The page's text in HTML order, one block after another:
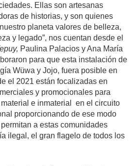
Ellas son artesanas
de historias, y son quienes
planeta valores de belleza,
y legado”, nos cuentan desde el
Paulina Palacios y Ana María
para que esta instalación de
Wüwa y Jojo, fuera posible en
el 2021 están focalizadas en
y promocionales para
e inmaterial
en el circuito
proporcionando de ese modo
a estas comunidades
ilegal, el gran flagelo de todos los